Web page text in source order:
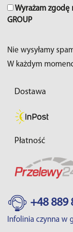
Wyrażam zgodę
GROUP
Nie wysyłamy
W każdym
Dostawa
Płatność
+48 889
Infolinia czynna w